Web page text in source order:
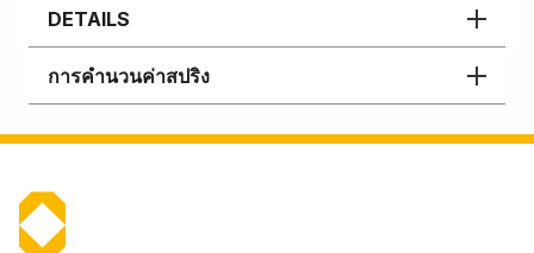
DETAILS
การคำนวนค่าสปริง